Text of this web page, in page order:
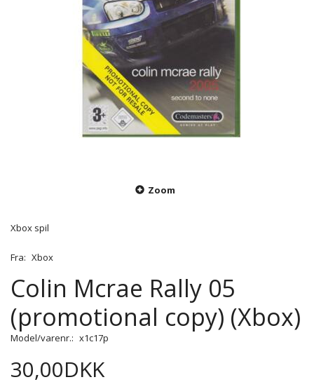
Zoom
Xbox spil
Fra: Xbox
Colin Mcrae Rally 05
(promotional copy) (Xbox)
Model/varenr.: x1c17p
30,00DKK